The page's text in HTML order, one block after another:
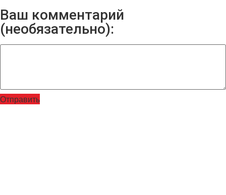
Ваш комментарий
(необязательно):
Отправить